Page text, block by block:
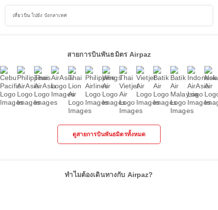
เที่ยวบิน ไปยัง บังกลาเทศ
สายการบินพันธมิตร Airpaz
ดูสายการบินพันธมิตรทั้งหมด
ทำไมต้องเดินทางกับ Airpaz?